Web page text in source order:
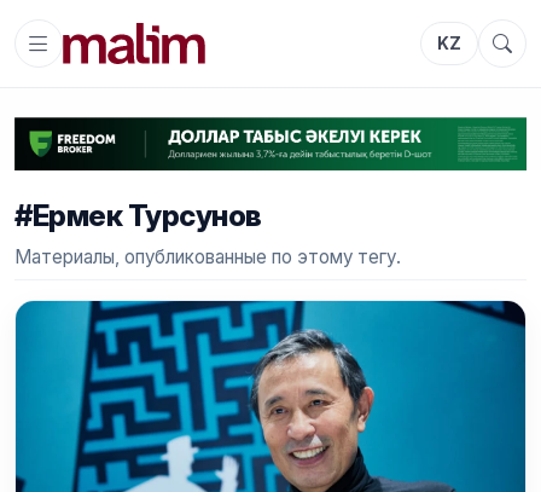
KZ
#Ермек Турсунов
Материалы, опубликованные по этому тегу.